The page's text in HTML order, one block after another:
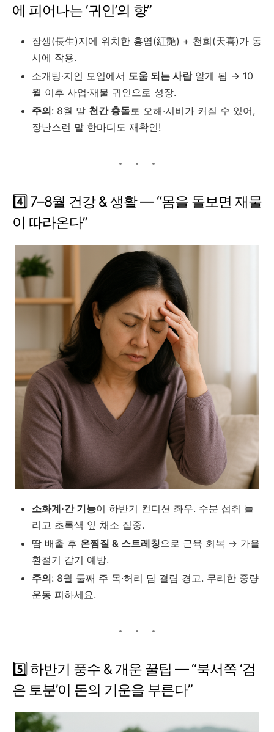
에 피어나는 ‘귀인’의 향”
장생(長生)지에 위치한 홍염(紅艶) + 천희(天喜)가 동
시에 작용.
소개팅·지인 모임에서 도움 되는 사람알게 됨 → 10
월 이후 사업·재물 귀인으로 성장.
주의: 8월 말 천간 충돌로 오해·시비가 커질 수 있어,
장난스런 말 한마디도 재확인!
4️⃣ 7–8월 건강 & 생활 ― “몸을 돌보면 재물
이 따라온다”
소화계·간 기능이 하반기 컨디션 좌우. 수분 섭취 늘
리고 초록색 잎 채소 집중.
땀 배출 후 온찜질 & 스트레칭으로 근육 회복 → 가을
환절기 감기 예방.
주의: 8월 둘째 주 목·허리 담 결림 경고. 무리한 중량
운동 피하세요.
5️⃣ 하반기 풍수 & 개운 꿀팁 ― “북서쪽 ‘검
은 토분’이 돈의 기운을 부른다”